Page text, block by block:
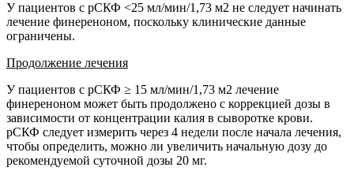
У пациентов с рСКФ <25 мл/мин/1,73 м2 не следует начинать
лечение финереноном, поскольку клинические данные
ограничены.
Продолжение лечения
У пациентов с рСКФ ≥ 15 мл/мин/1,73 м2 лечение
финереноном может быть продолжено с коррекцией дозы в
зависимости от концентрации калия в сыворотке крови.
рСКФ следует измерить через 4 недели после начала лечения,
чтобы определить, можно ли увеличить начальную дозу до
рекомендуемой суточной дозы 20 мг.